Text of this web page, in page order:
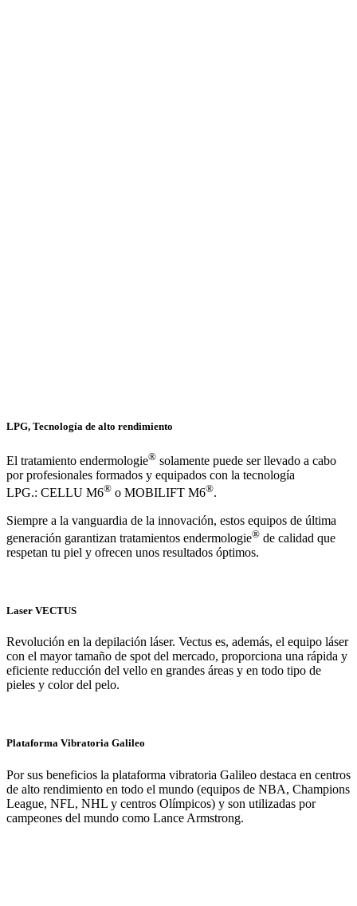
LPG, Tecnología de alto rendimiento
El tratamiento endermologie® solamente puede ser llevado a cabo
por profesionales formados y equipados con la tecnología
LPG.: CELLU M6® o MOBILIFT M6®.
Siempre a la vanguardia de la innovación, estos equipos de última
generación garantizan tratamientos endermologie® de calidad que
respetan tu piel y ofrecen unos resultados óptimos.
Laser VECTUS
Revolución en la depilación láser. Vectus es, además, el equipo láser
con el mayor tamaño de spot del mercado, proporciona una rápida y
eficiente reducción del vello en grandes áreas y en todo tipo de
pieles y color del pelo.
Plataforma Vibratoria Galileo
Por sus beneficios la plataforma vibratoria Galileo destaca en centros
de alto rendimiento en todo el mundo (equipos de NBA, Champions
League, NFL, NHL y centros Olímpicos) y son utilizadas por
campeones del mundo como Lance Armstrong.